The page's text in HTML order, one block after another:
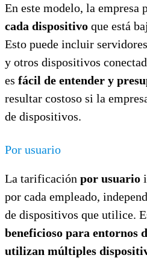
En este modelo, la empresa
cada dispositivo que está
Esto puede incluir
y otros dispositivos
es fácil de entender y
resultar costoso si la
de dispositivos.
Por usuario
La tarificación por usuario
por cada empleado,
de dispositivos que utilice.
beneficioso para entornos
utilizan múltiples